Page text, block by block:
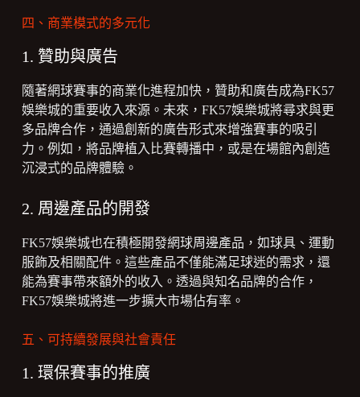
四、商業模式的多元化
1. 贊助與廣告
隨著網球賽事的商業化進程加快，贊助和廣告成為FK57
娛樂城的重要收入來源。未來，FK57娛樂城將尋求與更
多品牌合作，通過創新的廣告形式來增強賽事的吸引
力。例如，將品牌植入比賽轉播中，或是在場館內創造
沉浸式的品牌體驗。
2. 周邊產品的開發
FK57娛樂城也在積極開發網球周邊產品，如球具、運動
服飾及相關配件。這些產品不僅能滿足球迷的需求，還
能為賽事帶來額外的收入。透過與知名品牌的合作，
FK57娛樂城將進一步擴大市場佔有率。
五、可持續發展與社會責任
1. 環保賽事的推廣